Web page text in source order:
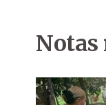
Notas